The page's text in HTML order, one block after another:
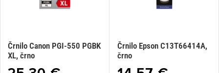
Črnilo Canon PGI-550 PGBK
XL, črno
Črnilo Epson C13T66414A,
črno
Za dodajanje na seznam želja morate biti prijavljeni.